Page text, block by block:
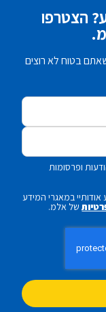
הצטרפו
בטוח לא רוצים
ופרסומות
במאגרי המידע
של אלמ.